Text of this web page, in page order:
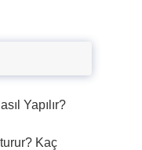
Yapılır?
Kaç